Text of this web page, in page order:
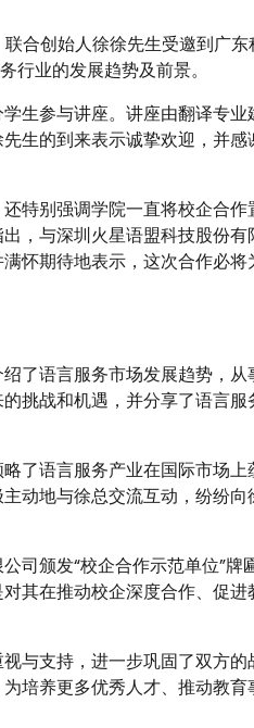
合创始人徐徐先生受邀到广
业的发展趋势及前景。
生参与讲座。讲座由翻译专业
生的到来表示诚挚欢迎，并
特别强调学院一直将校企合作
，与深圳火星语盟科技股份有
怀期待地表示，这次合作必
了语言服务市场发展趋势，
挑战和机遇，并分享了语言
了语言服务产业在国际市场上
动地与徐总交流互动，纷纷向
司颁发“校企合作示范单位”牌
其在推动校企深度合作、促
与支持，进一步巩固了双方的
培养更多优秀人才、推动教